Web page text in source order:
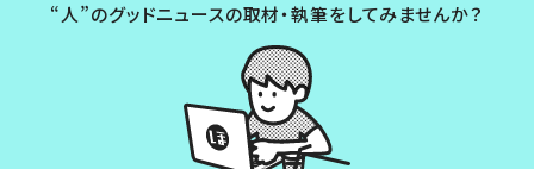
“人”のグッドニュースの取材・執筆をしてみませんか？